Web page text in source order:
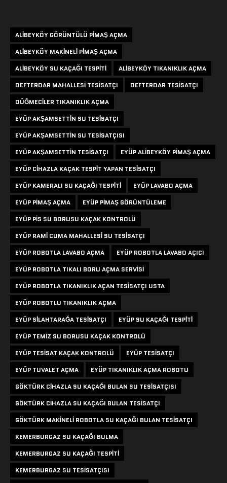
ALIBEYKÖY GÖRÜNTÜLÜ PIMAŞ AÇMA
ALIBEYKÖY MAKINELI PIMAŞ AÇMA
ALIBEYKÖY SU KAÇAĞI TESPITI
ALIBEYKÖY TIKANIKLIK AÇMA
DEFTERDAR MAHALLESI TESISATÇI
DEFTERDAR TESISATÇI
DÜĞMECILER TIKANIKLIK AÇMA
EYÜP AKŞAMSETTIN SU TESISATÇI
EYÜP AKŞAMSETTIN SU TESISATÇISI
EYÜP AKŞAMSETTIN TESISATÇI
EYÜP ALIBEYKÖY PIMAŞ AÇMA
EYÜP CIHAZLA KAÇAK TESPIT YAPAN TESISATÇI
EYÜP KAMERALI SU KAÇAĞI TESPITI
EYÜP LAVABO AÇMA
EYÜP PIMAŞ AÇMA
EYÜP PIMAŞ GÖRÜNTÜLEME
EYÜP PIS SU BORUSU KAÇAK KONTROLÜ
EYÜP RAMI CUMA MAHALLESI SU TESISATÇI
EYÜP ROBOTLA LAVABO AÇMA
EYÜP ROBOTLA LAVABO AÇICI
EYÜP ROBOTLA TIKALI BORU AÇMA SERVISI
EYÜP ROBOTLA TIKANIKLIK AÇAN TESISATÇI USTA
EYÜP ROBOTLU TIKANIKLIK AÇMA
EYÜP SILAHTARAĞA TESISATÇI
EYÜP SU KAÇAĞI TESPITI
EYÜP TEMIZ SU BORUSU KAÇAK KONTROLÜ
EYÜP TESISAT KAÇAK KONTROLÜ
EYÜP TESISATÇI
EYÜP TUVALET AÇMA
EYÜP TIKANIKLIK AÇMA ROBOTU
GÖKTÜRK CIHAZLA SU KAÇAĞI BULAN SU TESISATÇISI
GÖKTÜRK CIHAZLA SU KAÇAĞI BULAN TESISATÇI
GÖKTÜRK MAKINELI ROBOTLA SU KAÇAĞI BULAN TESISATÇI
KEMERBURGAZ SU KAÇAĞI BULMA
KEMERBURGAZ SU KAÇAĞI TESPITI
KEMERBURGAZ SU TESISATÇISI